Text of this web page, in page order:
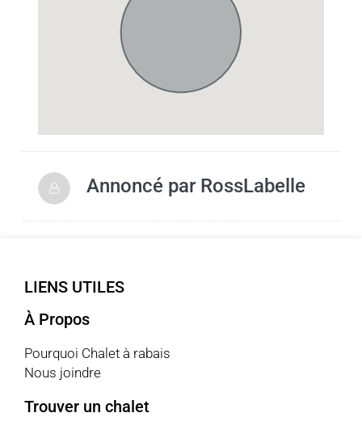
Annoncé par RossLabelle
LIENS UTILES
À Propos
Pourquoi Chalet à rabais
Nous joindre
Trouver un chalet